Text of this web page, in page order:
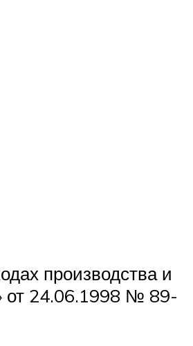
производства и
от 24.06.1998 № 89-